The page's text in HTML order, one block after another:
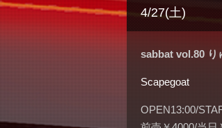
4/27(土)
sabbat vol.80 り
Scapegoat
OPEN13:00/